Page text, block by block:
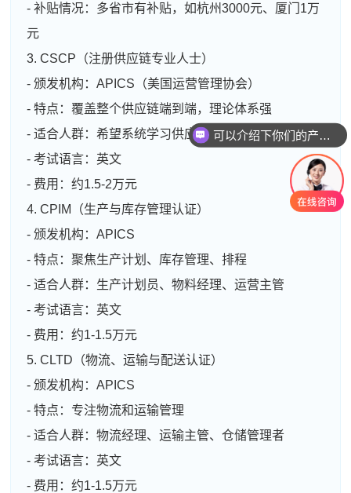
- 补贴情况：多省市有补贴，如杭州3000元、厦门1万
元
3. CSCP（注册供应链专业人士）
- 颁发机构：APICS（美国运营管理协会）
- 特点：覆盖整个供应链端到端，理论体系强
- 适合人群：希望系统学习供应链全流程的从业者
- 考试语言：英文
- 费用：约1.5-2万元
4. CPIM（生产与库存管理认证）
- 颁发机构：APICS
- 特点：聚焦生产计划、库存管理、排程
- 适合人群：生产计划员、物料经理、运营主管
- 考试语言：英文
- 费用：约1-1.5万元
5. CLTD（物流、运输与配送认证）
- 颁发机构：APICS
- 特点：专注物流和运输管理
- 适合人群：物流经理、运输主管、仓储管理者
- 考试语言：英文
- 费用：约1-1.5万元